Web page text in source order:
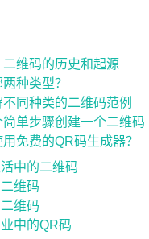
维码的历史和起源
种类型？
同种类的二维码范例
单步骤创建一个二维码
免费的QR码生成器？
中的二维码
维码
维码
中的QR码